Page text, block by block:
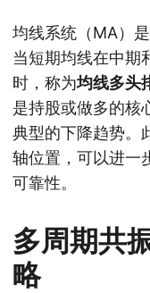
均线系统（MA）
当短期均线在中期
时，称为均线多头
是持股或做多的核
典型的下降趋势。
轴位置，可以进一
可靠性。
多周期共
略